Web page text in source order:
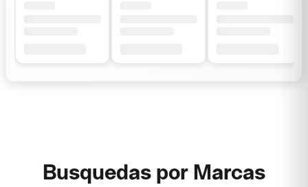
Busquedas por Marcas